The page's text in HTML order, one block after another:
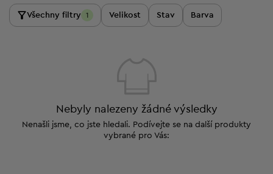
Všechny filtry 1 Velikost Stav Barva
Nebyly nalezeny žádné výsledky
Nenašli jsme, co jste hledali. Podívejte se na další produkty
vybrané pro Vás: